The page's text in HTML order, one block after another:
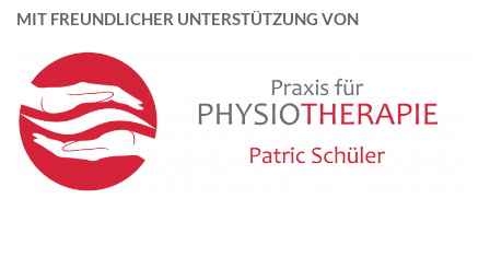
MIT FREUNDLICHER UNTERSTÜTZUNG VON